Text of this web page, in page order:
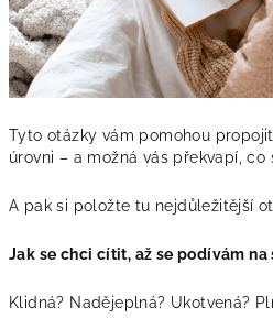
Tyto otázky vám pomohou
úrovni – a možná vás překvapí, co
A pak si položte tu nejdůležitější
Jak se chci cítit, až se podívám
Klidná? Nadějeplná? Ukotvená?